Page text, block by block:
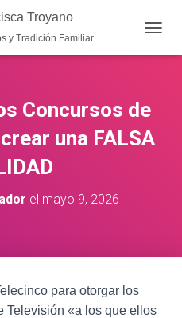
Troyano
y Tradición Familiar
Concursos de
una FALSA
el mayo 9, 2026
para otorgar los
Televisión «a los que ellos